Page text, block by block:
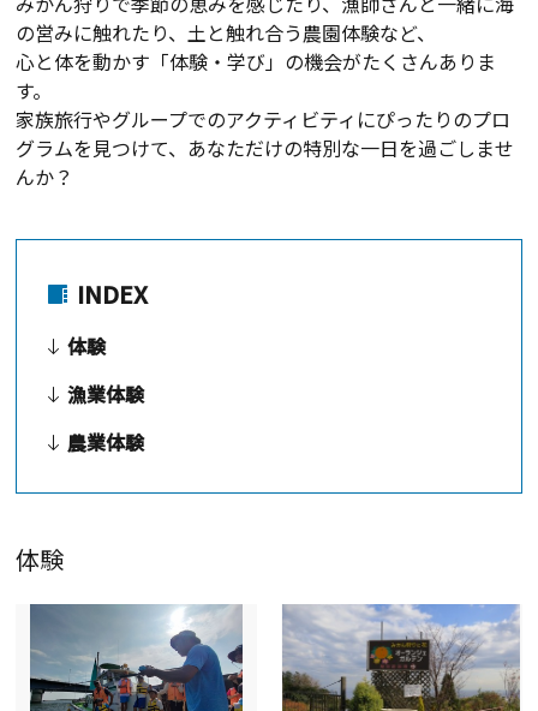
の営みに触れたり、土と触れ合う農園体験など、
心と体を動かす「体験・学び」の機会がたくさんありま
す。
家族旅行やグループでのアクティビティにぴったりのプロ
グラムを見つけて、あなただけの特別な一日を過ごしませ
んか？
INDEX
体験
漁業体験
農業体験
体験